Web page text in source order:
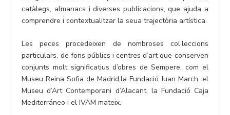
catàlegs, almanacs i diverses publicacions, que ajuda a
comprendre i contextualitzar la seua trajectòria artística.
Les peces procedeixen de nombroses col·leccions
particulars, de fons públics i centres d’art que conserven
conjunts molt significatius d’obres de Sempere, com el
Museu Reina Sofia de Madrid,la Fundació Juan March, el
Museu d’Art Contemporani d’Alacant, la Fundació Caja
Mediterráneo i el IVAM mateix.